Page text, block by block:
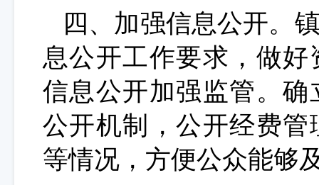
四、加强信息公开。
息公开工作要求，做
信息公开加强监管。
公开机制，公开经费
等情况，方便公众能够